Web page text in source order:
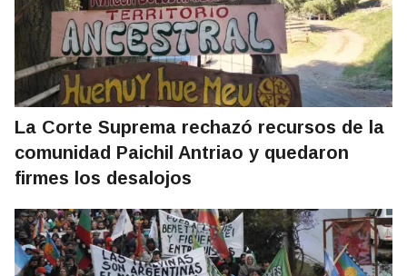
La Corte Suprema rechazó recursos de la
comunidad Paichil Antriao y quedaron
firmes los desalojos